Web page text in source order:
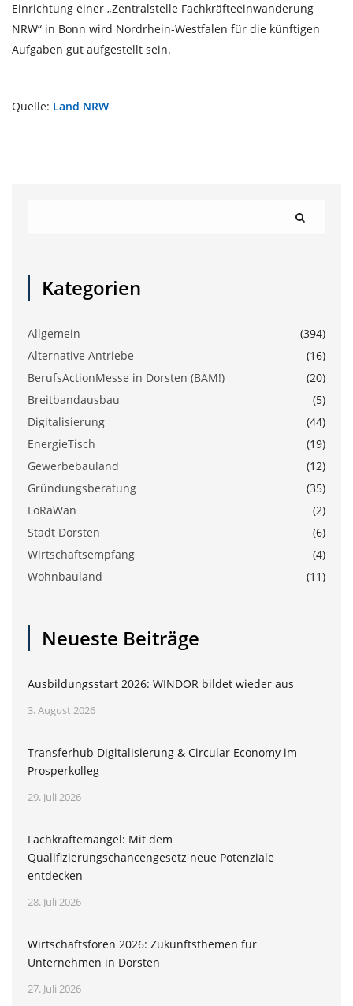
Einrichtung einer „Zentralstelle Fachkräfteeinwanderung
NRW“ in Bonn wird Nordrhein-Westfalen für die künftigen
Aufgaben gut aufgestellt sein.
Quelle: Land NRW
Kategorien
Allgemein
(394)
Alternative Antriebe
(16)
BerufsActionMesse in Dorsten (BAM!)
(20)
Breitbandausbau
(5)
Digitalisierung
(44)
EnergieTisch
(19)
Gewerbebauland
(12)
Gründungsberatung
(35)
LoRaWan
(2)
Stadt Dorsten
(6)
Wirtschaftsempfang
(4)
Wohnbauland
(11)
Neueste Beiträge
Ausbildungsstart 2026: WINDOR bildet wieder aus
3. August 2026
Transferhub Digitalisierung & Circular Economy im
Prosperkolleg
29. Juli 2026
Fachkräftemangel: Mit dem
Qualifizierungschancengesetz neue Potenziale
entdecken
28. Juli 2026
Wirtschaftsforen 2026: Zukunftsthemen für
Unternehmen in Dorsten
27. Juli 2026